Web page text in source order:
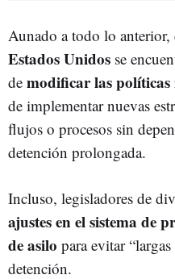
Aunado a todo lo anterior,
Estados Unidos se
de modificar las
de implementar nuevas
flujos o procesos sin
detención prolongada.
Incluso, legisladores de
ajustes en el sistema de
de asilo para evitar
detención.